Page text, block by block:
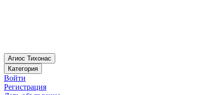
Агиос Тихонас
Категория
Войти
Регистрация